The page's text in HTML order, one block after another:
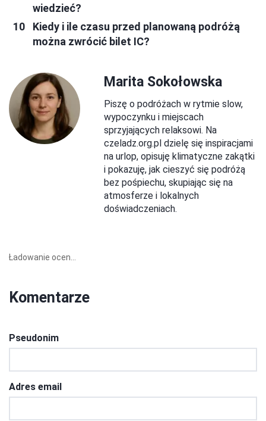
wiedzieć?
Kiedy i ile czasu przed planowaną podróżą
można zwrócić bilet IC?
Marita Sokołowska
Piszę o podróżach w rytmie slow,
wypoczynku i miejscach
sprzyjających relaksowi. Na
czeladz.org.pl dzielę się inspiracjami
na urlop, opisuję klimatyczne zakątki
i pokazuję, jak cieszyć się podróżą
bez pośpiechu, skupiając się na
atmosferze i lokalnych
doświadczeniach.
Ładowanie ocen...
Komentarze
Pseudonim
Adres email